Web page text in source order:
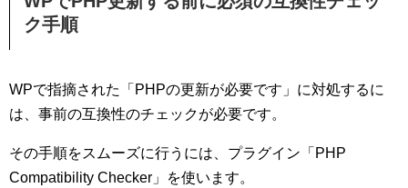
ク手順
WPで指摘された「PHPの更新が必要です」に対処するに
は、事前の互換性のチェックが必要です。
その手順をスムーズに行うには、プラグイン「PHP
Compatibility Checker」を使います。